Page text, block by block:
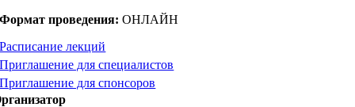
Формат проведения:ОНЛАЙН
Расписание лекций
Приглашение для специалистов
Приглашение для спонсоров